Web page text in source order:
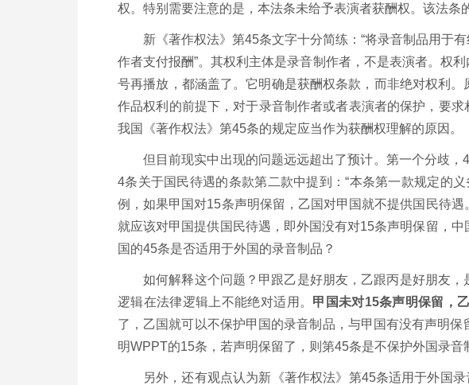
权。特别需要注意的是，本法条未给予表演者获酬权。该法条
新《著作权法》第45条文字十分简练：“将录音制品用于
作者支付报酬”。其权利主体是录音制作者，不是表演者。权
号再播放，都涵盖了。它明确是获酬权条款，而非绝对权利
作品权利的前提下，对于录音制作者或者表演者的保护，要
我国《著作权法》第45条的规定应当作为获酬权理解的原因。
但目前现实中出现的问题远远超出了预计。第一个分歧
4条关于国民待遇的条款第二款中提到：“本条第一款规定的
例，如果甲国对15条声明保留，乙国对甲国就不提供国民待
就应该对甲国提供国民待遇，即外国没有对15条声明保留，
国的45条是否适用于外国的录音制品？
如何解释这个问题？甲跟乙是好朋友，乙跟丙是好朋友
逻辑在法律逻辑上不能绝对适用。 甲国未对15条声明保留，
了，乙国就可以不保护甲国的录音制品，与甲国有没有声明
明WPPT的15条，若声明保留了，则第45条是不保护外国录音
另外，还有观点认为新《著作权法》第45条适用于外国